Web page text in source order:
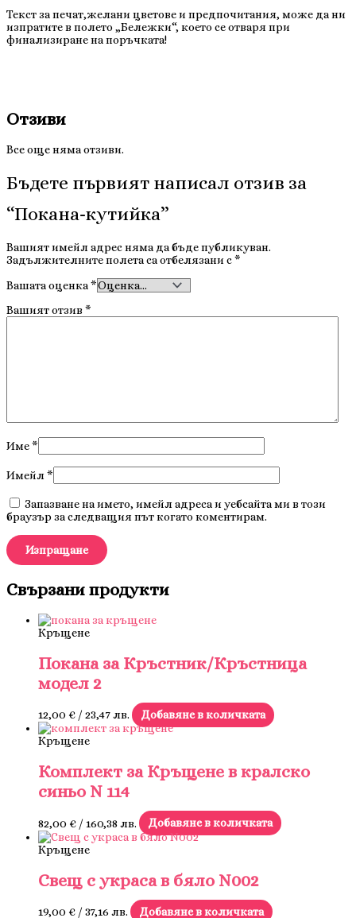
Текст за печат,желани цветове и предпочитания, може да ни
изпратите в полето „Бележки“, което се отваря при
финализиране на поръчката!
Отзиви
Все още няма отзиви.
Бъдете първият написал отзив за
“Покана-кутийка”
Вашият имейл адрес няма да бъде публикуван.
Задължителните полета са отбелязани с*
Вашата оценка*
Вашият отзив*
Име*
Имейл*
Запазване на името, имейл адреса и уебсайта ми в този
браузър за следващия път когато коментирам.
Свързани продукти
Кръщене
Покана за Кръстник/Кръстница
модел 2
12,00 € / 23,47 лв. Добавяне в количката
Кръщене
Комплект за Кръщене в кралско
синьо N 114
82,00 € / 160,38 лв. Добавяне в количката
Кръщене
Свещ с украса в бяло N002
19,00 € / 37,16 лв. Добавяне в количката